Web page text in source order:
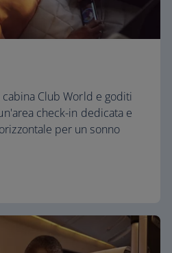
Club World e goditi
check-in dedicata e
per un sonno